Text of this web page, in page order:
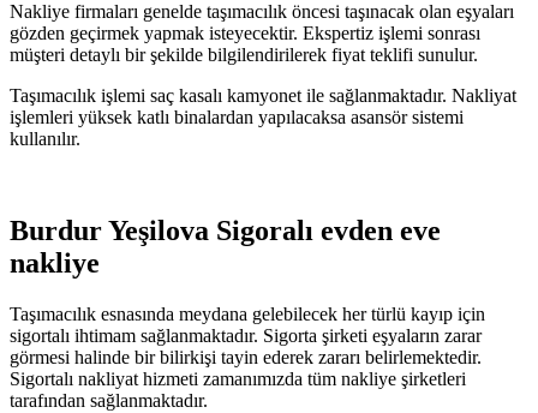
Nakliye firmaları genelde taşımacılık öncesi taşınacak olan eşyaları
gözden geçirmek yapmak isteyecektir. Ekspertiz işlemi sonrası
müşteri detaylı bir şekilde bilgilendirilerek fiyat teklifi sunulur.
Taşımacılık işlemi saç kasalı kamyonet ile sağlanmaktadır. Nakliyat
işlemleri yüksek katlı binalardan yapılacaksa asansör sistemi
kullanılır.
Burdur Yeşilova Sigoralı evden eve
nakliye
Taşımacılık esnasında meydana gelebilecek her türlü kayıp için
sigortalı ihtimam sağlanmaktadır. Sigorta şirketi eşyaların zarar
görmesi halinde bir bilirkişi tayin ederek zararı belirlemektedir.
Sigortalı nakliyat hizmeti zamanımızda tüm nakliye şirketleri
tarafından sağlanmaktadır.